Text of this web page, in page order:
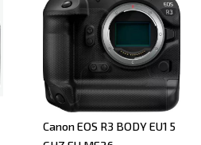
Canon EOS R3 BODY EU1 5